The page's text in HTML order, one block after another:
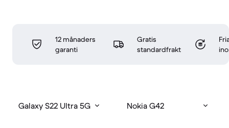
12 månaders
garanti
Gratis
standardfrakt
Galaxy S22 Ultra 5G Nokia G42